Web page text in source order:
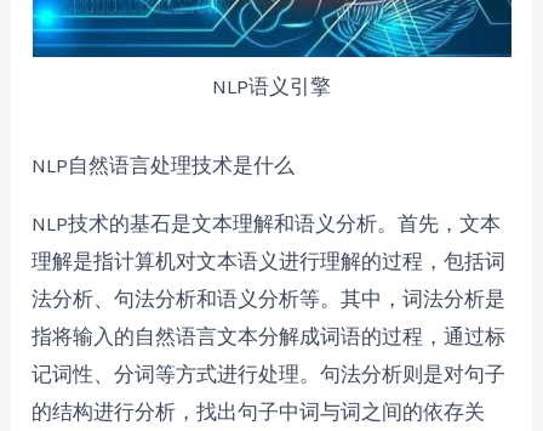
NLP语义引擎
NLP自然语言处理技术是什么
NLP技术的基石是文本理解和语义分析。首先，文本
理解是指计算机对文本语义进行理解的过程，包括词
法分析、句法分析和语义分析等。其中，词法分析是
指将输入的自然语言文本分解成词语的过程，通过标
记词性、分词等方式进行处理。句法分析则是对句子
的结构进行分析，找出句子中词与词之间的依存关